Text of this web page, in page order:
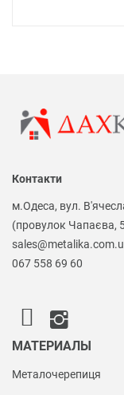
Контакти
м.Одеса, вул.
(провулок Чапаєва,
067 558 69 60
МАТЕРИАЛЫ
Металочерепиця